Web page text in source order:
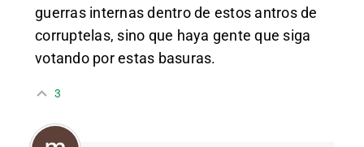
guerras internas dentro de estos antros de
corruptelas, sino que haya gente que siga
votando por estas basuras.
3